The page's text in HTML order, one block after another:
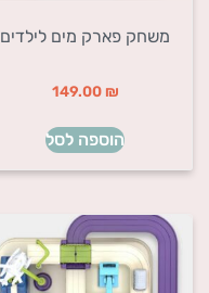
משחק פארק מים לילדים
149.00 ₪
הוספה לסל